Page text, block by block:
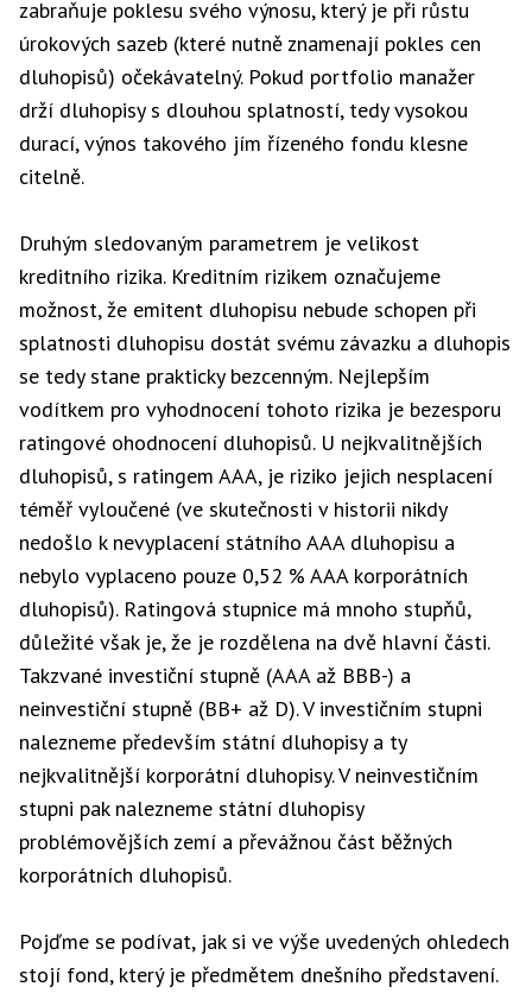
zabraňuje poklesu svého výnosu, který je při růstu
úrokových sazeb (které nutně znamenají pokles cen
dluhopisů) očekávatelný. Pokud portfolio manažer
drží dluhopisy s dlouhou splatností, tedy vysokou
durací, výnos takového jím řízeného fondu klesne
citelně.
Druhým sledovaným parametrem je velikost
kreditního rizika. Kreditním rizikem označujeme
možnost, že emitent dluhopisu nebude schopen při
splatnosti dluhopisu dostát svému závazku a dluhopis
se tedy stane prakticky bezcenným. Nejlepším
vodítkem pro vyhodnocení tohoto rizika je bezesporu
ratingové ohodnocení dluhopisů. U nejkvalitnějších
dluhopisů, s ratingem AAA, je riziko jejich nesplacení
téměř vyloučené (ve skutečnosti v historii nikdy
nedošlo k nevyplacení státního AAA dluhopisu a
nebylo vyplaceno pouze 0,52 % AAA korporátních
dluhopisů). Ratingová stupnice má mnoho stupňů,
důležité však je, že je rozdělena na dvě hlavní části.
Takzvané investiční stupně (AAA až BBB-) a
neinvestiční stupně (BB+ až D). V investičním stupni
nalezneme především státní dluhopisy a ty
nejkvalitnější korporátní dluhopisy. V neinvestičním
stupni pak nalezneme státní dluhopisy
problémovějších zemí a převážnou část běžných
korporátních dluhopisů.
Pojďme se podívat, jak si ve výše uvedených ohledech
stojí fond, který je předmětem dnešního představení.